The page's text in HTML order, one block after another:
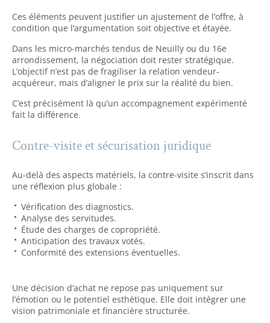
Ces éléments peuvent justifier un ajustement de l’offre, à
condition que l’argumentation soit objective et étayée.
Dans les micro-marchés tendus de Neuilly ou du 16e
arrondissement, la négociation doit rester stratégique.
L’objectif n’est pas de fragiliser la relation vendeur-
acquéreur, mais d’aligner le prix sur la réalité du bien.
C’est précisément là qu’un accompagnement expérimenté
fait la différence.
Contre-visite et sécurisation juridique
Au-delà des aspects matériels, la contre-visite s’inscrit dans
une réflexion plus globale :
Vérification des diagnostics.
Analyse des servitudes.
Étude des charges de copropriété.
Anticipation des travaux votés.
Conformité des extensions éventuelles.
Une décision d’achat ne repose pas uniquement sur
l’émotion ou le potentiel esthétique. Elle doit intégrer une
vision patrimoniale et financière structurée.